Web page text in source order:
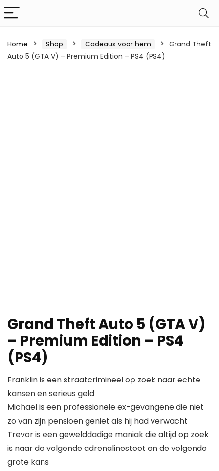
Home Shop Cadeaus voor hem
Grand Theft
Auto 5 (GTA V) – Premium Edition – PS4 (PS4)
Grand Theft Auto 5 (GTA V)
– Premium Edition – PS4
(PS4)
Franklin is een straatcrimineel op zoek naar echte
kansen en serieus geld
Michael is een professionele ex-gevangene die niet
zo van zijn pensioen geniet als hij had verwacht
Trevor is een gewelddadige maniak die altijd op zoek
is naar de volgende adrenalinestoot en de volgende
grote kans